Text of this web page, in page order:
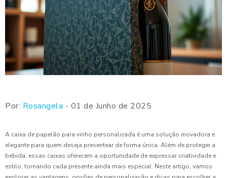
Por: Rosangela - 01 de Junho de 2025
A caixa de papelão para vinho personalizada é uma solução inovadora e
elegante para quem deseja presentear de forma única. Além de proteger a
bebida, essas caixas oferecem a oportunidade de expressar criatividade e
estilo, tornando cada presente ainda mais especial. Neste artigo, vamos